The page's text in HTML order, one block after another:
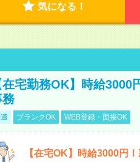
気になる！
在宅勤務OK】時給
ブランクOK WEB登録・面接OK
【在宅OK】時給3000円